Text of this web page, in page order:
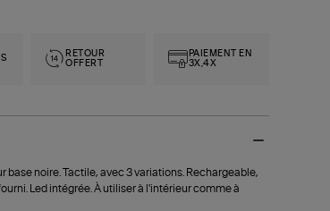
RETOUR
OFFERT
PAIEMENT EN
3X,4X
base noire. Tactile, avec 3 variations. Rechargeable,
Led intégrée. À utiliser à l'intérieur comme à